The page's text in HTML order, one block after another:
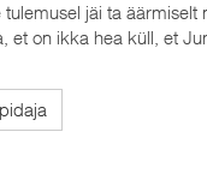
jäi ta
et on ikka hea küll, et